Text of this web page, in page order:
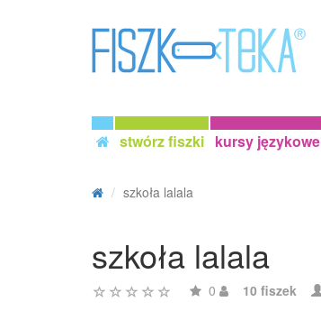
stwórz fiszki kursy językowe
szkoła lalala
szkoła lalala
0 10 fiszek